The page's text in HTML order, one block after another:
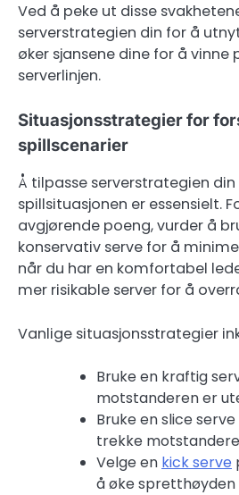
Ved å peke ut disse
serverstrategien din for å
øker sjansene dine for å vinne
serverlinjen.
Situasjonsstrategier for
spillscenarier
Å tilpasse serverstrategien
spillsituasjonen er essensielt.
avgjørende poeng, vurder å
konservativ serve for å
når du har en komfortabel
mer risikable server for å
Vanlige situasjonsstrategier
Bruke en kraftig
motstanderen er
Bruke en slice
trekke
Velge en kick serve
å øke spretthøyden